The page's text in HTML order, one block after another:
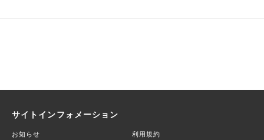
サイトインフォメーション
お知らせ 利用規約